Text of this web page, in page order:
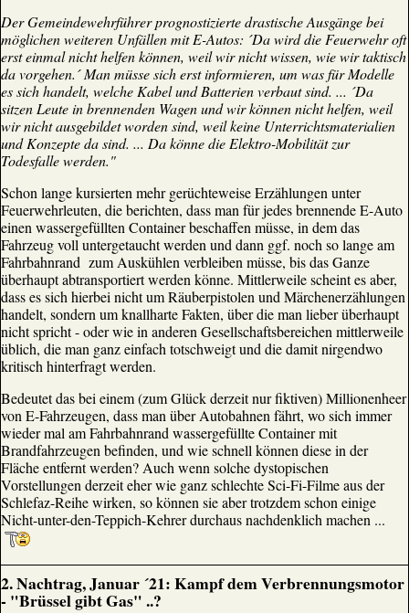
Der Gemeindewehrführer prognostizierte drastische Ausgänge bei
möglichen weiteren Unfällen mit E-Autos: ´Da wird die Feuerwehr oft
erst einmal nicht helfen können, weil wir nicht wissen, wie wir taktisch
da vorgehen.´ Man müsse sich erst informieren, um was für Modelle
es sich handelt, welche Kabel und Batterien verbaut sind. ... ´Da
sitzen Leute in brennenden Wagen und wir können nicht helfen, weil
wir nicht ausgebildet worden sind, weil keine Unterrichtsmaterialien
und Konzepte da sind. ... Da könne die Elektro-Mobilität zur
Todesfalle werden."
Schon lange kursierten mehr gerüchteweise Erzählungen unter
Feuerwehrleuten, die berichten, dass man für jedes brennende E-Auto
einen wassergefüllten Container beschaffen müsse, in dem das
Fahrzeug voll untergetaucht werden und dann ggf. noch so lange am
Fahrbahnrand zum Auskühlen verbleiben müsse, bis das Ganze
überhaupt abtransportiert werden könne. Mittlerweile scheint es aber,
dass es sich hierbei nicht um Räuberpistolen und Märchenerzählungen
handelt, sondern um knallharte Fakten, über die man lieber überhaupt
nicht spricht - oder wie in anderen Gesellschaftsbereichen mittlerweile
üblich, die man ganz einfach totschweigt und die damit nirgendwo
kritisch hinterfragt werden.
Bedeutet das bei einem (zum Glück derzeit nur fiktiven) Millionenheer
von E-Fahrzeugen, dass man über Autobahnen fährt, wo sich immer
wieder mal am Fahrbahnrand wassergefüllte Container mit
Brandfahrzeugen befinden, und wie schnell können diese in der
Fläche entfernt werden? Auch wenn solche dystopischen
Vorstellungen derzeit eher wie ganz schlechte Sci-Fi-Filme aus der
Schlefaz-Reihe wirken, so können sie aber trotzdem schon einige
Nicht-unter-den-Teppich-Kehrer durchaus nachdenklich machen ...
2. Nachtrag, Januar ´21: Kampf dem Verbrennungsmotor
- "Brüssel gibt Gas" ..?